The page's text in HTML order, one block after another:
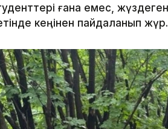
ғана емес,
кеңінен пайдаланып жүр.